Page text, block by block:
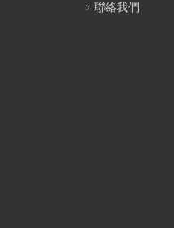
聯絡我們